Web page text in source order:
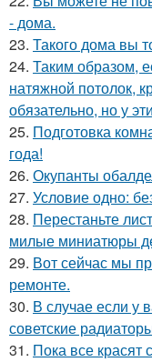
- дома.
23. Такого дома вы
24. Таким образом,
натяжной потолок,
обязательно, но у
25. Подготовка
года!
26. Окупанты
27. Условие одно:
28. Перестаньте
милые миниатюры
29. Вот сейчас мы
ремонте.
30. В случае если у
советские
31. Пока все красят